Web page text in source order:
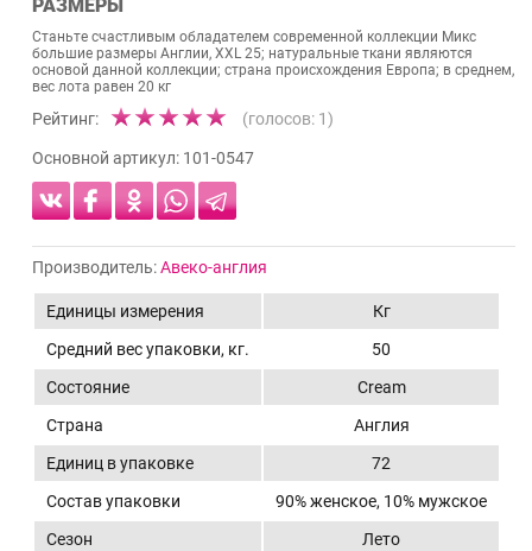
РАЗМЕРЫ
Станьте счастливым обладателем современной коллекции Микс
большие размеры Англии, XXL 25; натуральные ткани являются
основой данной коллекции; страна происхождения Европа; в среднем,
вес лота равен 20 кг
Рейтинг: (голосов: 1)
Основной артикул: 101-0547
Производитель:Авеко-англия
Единицы измерения
Кг
Средний вес упаковки, кг.
50
Состояние
Cream
Страна
Англия
Единиц в упаковке
72
Состав упаковки
90% женское, 10% мужское
Сезон
Лето